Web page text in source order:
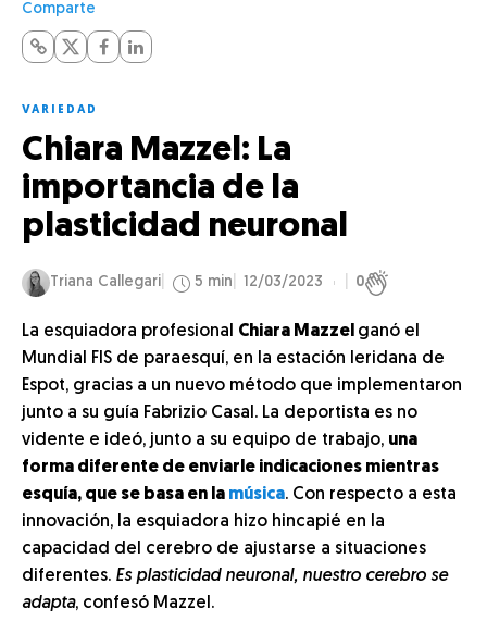
Comparte
VARIEDAD
Chiara Mazzel: La
importancia de la
plasticidad neuronal
Triana Callegari 5 min 12/03/2023 0
La esquiadora profesional Chiara Mazzel ganó el
Mundial FIS de paraesquí, en la estación leridana de
Espot, gracias a un nuevo método que implementaron
junto a su guía Fabrizio Casal. La deportista es no
vidente e ideó, junto a su equipo de trabajo, una
forma diferente de enviarle indicaciones mientras
esquía, que se basa en la música. Con respecto a esta
innovación, la esquiadora hizo hincapié en la
capacidad del cerebro de ajustarse a situaciones
diferentes. Es plasticidad neuronal, nuestro cerebro se
adapta, confesó Mazzel.